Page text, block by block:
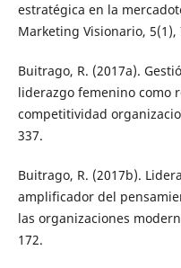
estratégica en la
Marketing Visionario, 5(1),
Buitrago, R. (2017a).
liderazgo femenino como
competitividad
337.
Buitrago, R. (2017b).
amplificador del
las organizaciones
172.